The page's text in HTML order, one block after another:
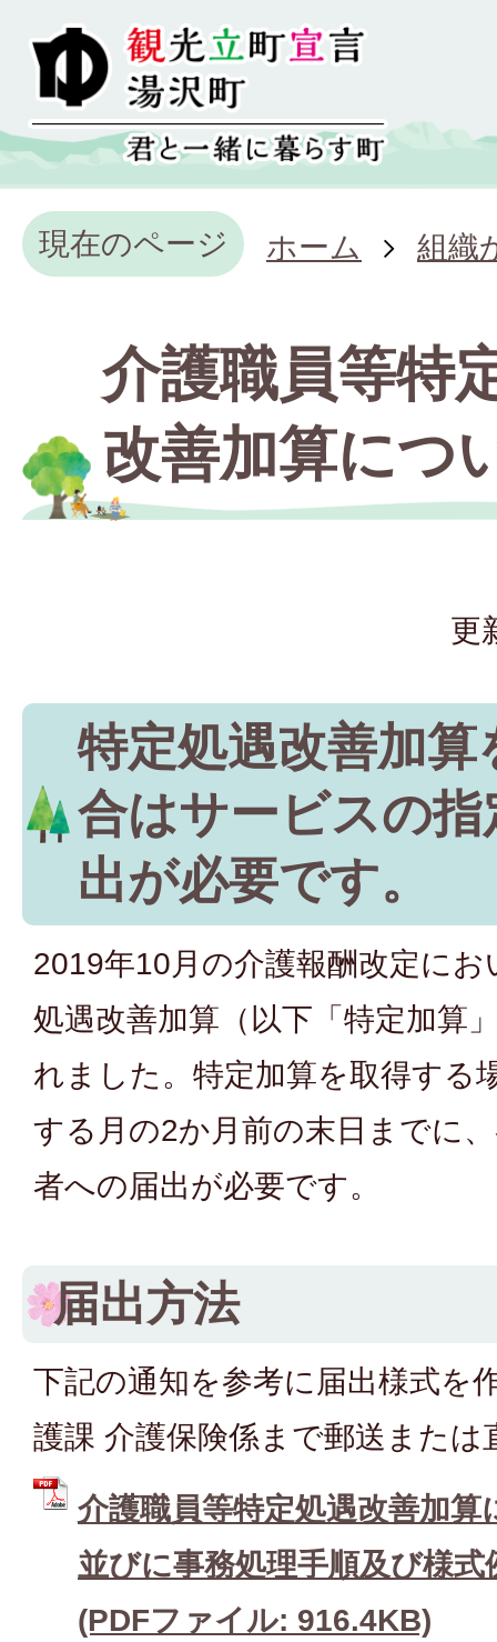
現在のページ ホーム 組織
介護職員等特
改善加算につ
更
特定処遇改善加算
合はサービスの
出が必要です。
2019年10月の介護報酬改定に
処遇改善加算（以下「特定加算
れました。特定加算を取得する
する月の2か月前の末日までに
者への届出が必要です。
届出方法
下記の通知を参考に届出様式を
護課 介護保険係まで郵送また
介護職員等特定処遇改善加
並びに事務処理手順及び様
(PDFファイル: 916.4KB)